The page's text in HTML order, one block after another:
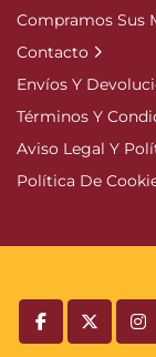
facebooktwitter
Compramos Sus
Contacto
Envíos Y
Términos Y
Aviso Legal Y
Política De